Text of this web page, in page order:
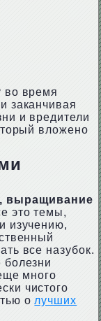
во время
заканчивая
и вредители
вложено
выращивание
это темы,
изучению,
все назубок.
много
чистого
о лучших